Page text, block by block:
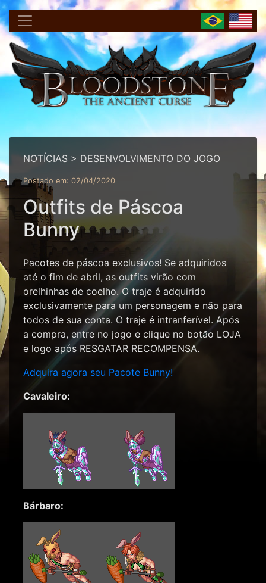
NOTÍCIAS > DESENVOLVIMENTO DO JOGO
Postado em: 02/04/2020
Outfits de Páscoa
Bunny
Pacotes de páscoa exclusivos! Se adquiridos
até o fim de abril, as outfits virão com
orelhinhas de coelho. O traje é adquirido
exclusivamente para um personagem e não para
todos de sua conta. O traje é intranferível. Após
a compra, entre no jogo e clique no botão LOJA
e logo após RESGATAR RECOMPENSA.
Adquira agora seu Pacote Bunny!
Cavaleiro:
Bárbaro: